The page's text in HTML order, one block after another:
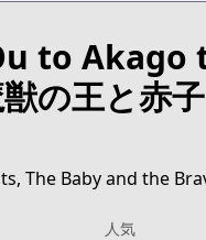
to Akago
の王と赤
The Baby and the
人気